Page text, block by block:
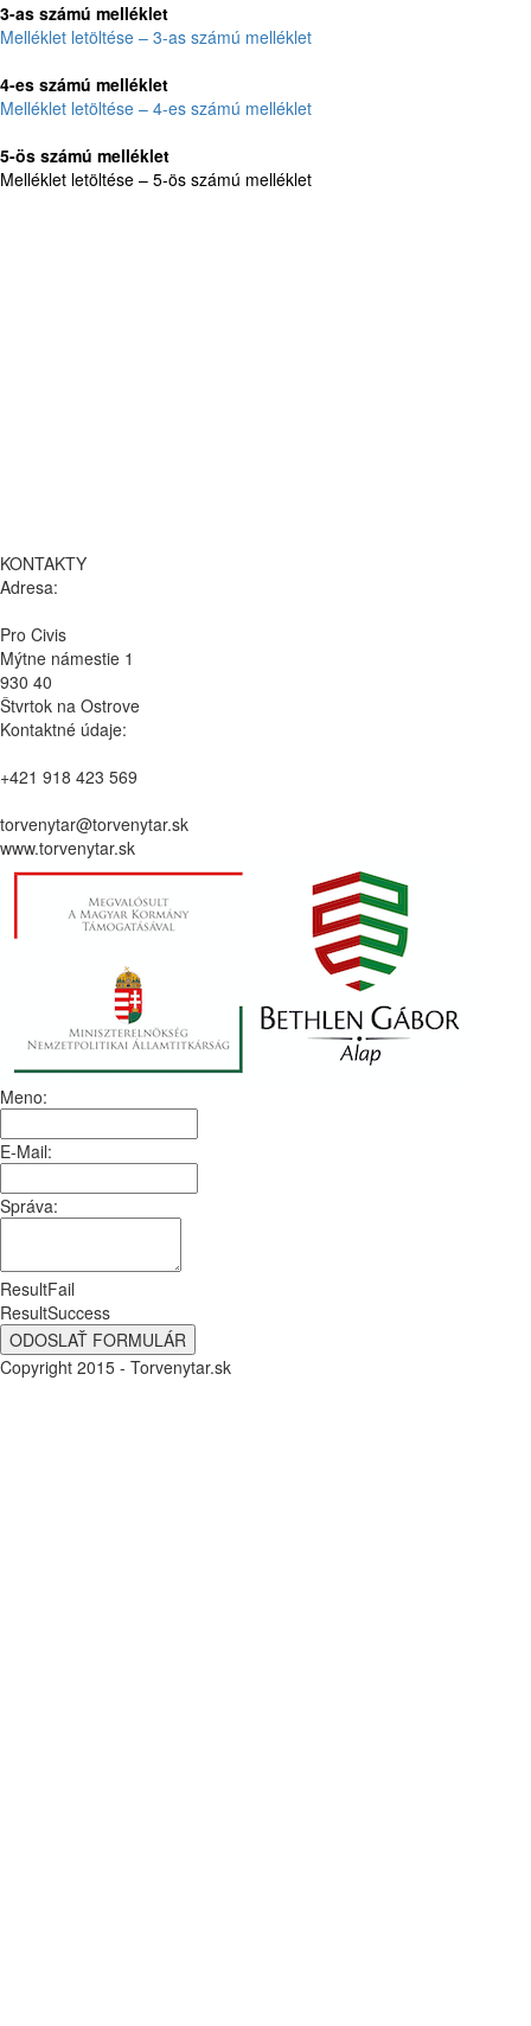
3-as számú melléklet
Melléklet letöltése – 3-as számú melléklet
4-es számú melléklet
Melléklet letöltése – 4-es számú melléklet
5-ös számú melléklet
Melléklet letöltése – 5-ös számú melléklet
KONTAKTY
Adresa:
Pro Civis
Mýtne námestie 1
930 40
Štvrtok na Ostrove
Kontaktné údaje:
+421 918 423 569
torvenytar@torvenytar.sk
www.torvenytar.sk
Meno:
E-Mail:
Správa:
ResultFail
ResultSuccess
Copyright 2015 - Torvenytar.sk